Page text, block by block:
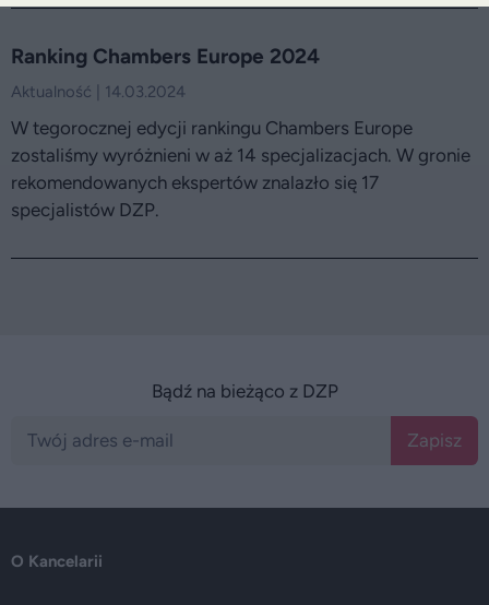
Ranking Chambers Europe 2024
Aktualność | 14.03.2024
W tegorocznej edycji rankingu Chambers Europe
zostaliśmy wyróżnieni w aż 14 specjalizacjach. W gronie
rekomendowanych ekspertów znalazło się 17
specjalistów DZP.
Bądź na bieżąco z DZP
Zapisz
O Kancelarii